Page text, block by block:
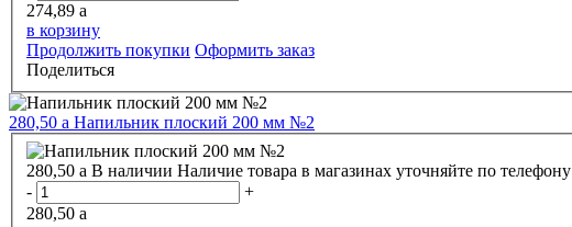
274,89 a
в корзину
Продолжить покупки Оформить заказ
Поделиться
280,50 a Напильник плоский 200 мм №2
280,50 a В наличии Наличие товара в магазинах уточняйте по телефону
-
+
280,50 a